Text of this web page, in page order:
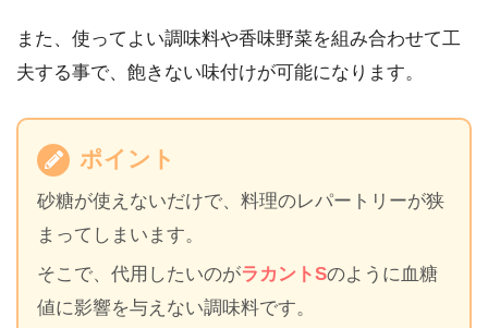
また、使ってよい調味料や香味野菜を組み合わせて工
夫する事で、飽きない味付けが可能になります。
ポイント
砂糖が使えないだけで、料理のレパートリーが狭
まってしまいます。
そこで、代用したいのがラカントSのように血糖
値に影響を与えない調味料です。